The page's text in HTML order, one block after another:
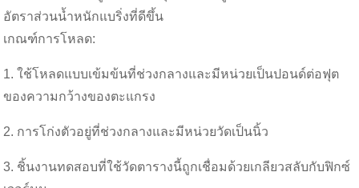
อัตราส่วนน้ำหนักแบริ่งที่ดีขึ้น
เกณฑ์การโหลด:
1. ใช้โหลดแบบเข้มข้นที่ช่วงกลางและมีหน่วยเป็นปอนด์ต่อฟุต
ของความกว้างของตะแกรง
2. การโก่งตัวอยู่ที่ช่วงกลางและมีหน่วยวัดเป็นนิ้ว
3. ชิ้นงานทดสอบที่ใช้วัดตารางนี้ถูกเชื่อมด้วยเกลียวสลับกับฟิกซ์